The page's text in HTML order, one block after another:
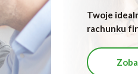
Twoje
rachunku